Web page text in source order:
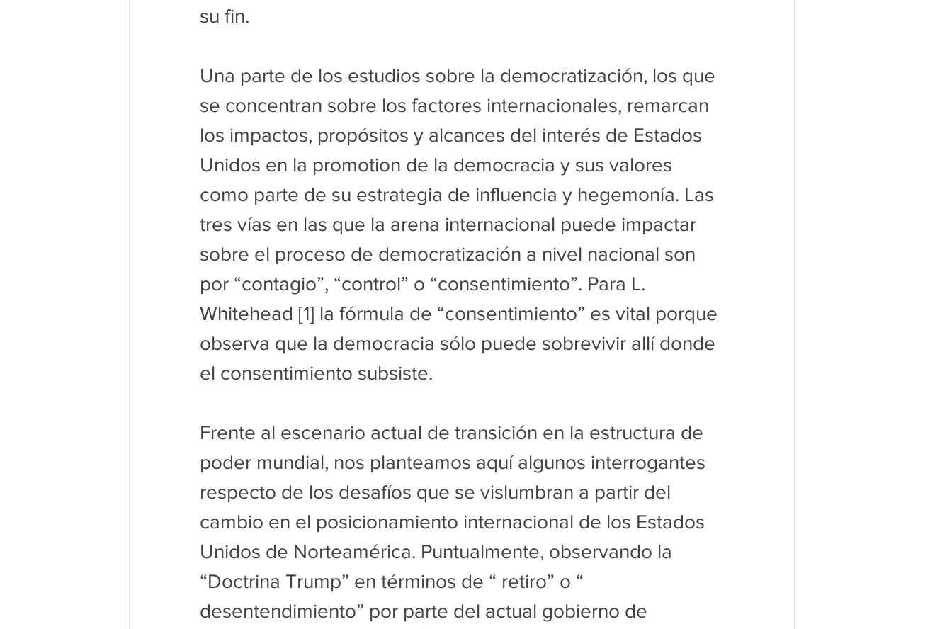
su fin.
Una parte de los estudios sobre la democratización, los que
se concentran sobre los factores internacionales, remarcan
los impactos, propósitos y alcances del interés de Estados
Unidos en la promotion de la democracia y sus valores
como parte de su estrategia de influencia y hegemonía. Las
tres vías en las que la arena internacional puede impactar
sobre el proceso de democratización a nivel nacional son
por “contagio”, “control” o “consentimiento”. Para L.
Whitehead [1] la fórmula de “consentimiento” es vital porque
observa que la democracia sólo puede sobrevivir allí donde
el consentimiento subsiste.
Frente al escenario actual de transición en la estructura de
poder mundial, nos planteamos aquí algunos interrogantes
respecto de los desafíos que se vislumbran a partir del
cambio en el posicionamiento internacional de los Estados
Unidos de Norteamérica. Puntualmente, observando la
“Doctrina Trump” en términos de “ retiro” o “
desentendimiento” por parte del actual gobierno de